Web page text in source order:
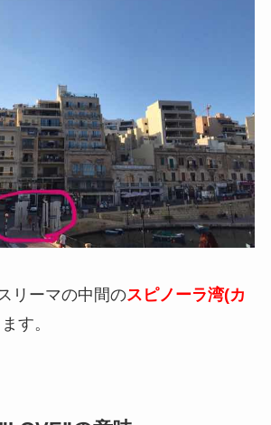
リーマの中間のスピノーラ湾(カ
す。